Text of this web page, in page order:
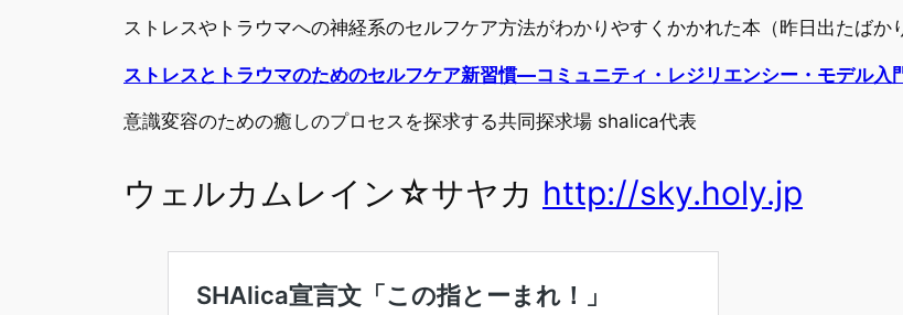
ストレスやトラウマへの神経系のセルフケア方法がわかりやすくかかれた本（昨日出たばか
ストレスとトラウマのためのセルフケア新習慣—コミュニティ・レジリエンシー・モデル入
意識変容のための癒しのプロセスを探求する共同探求場 shalica代表
ウェルカムレイン☆サヤカ http://sky.holy.jp